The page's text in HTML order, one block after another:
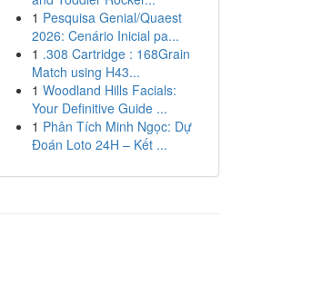
1 Pesquisa Genial/Quaest
2026: Cenário Inicial pa...
1 .308 Cartridge : 168Grain
Match using H43...
1 Woodland Hills Facials:
Your Definitive Guide ...
1 Phân Tích Minh Ngọc: Dự
Đoán Loto 24H – Kết ...